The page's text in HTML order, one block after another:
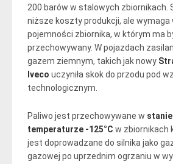
200 barów w stalowych zbiornikach.
niższe koszty produkcji, ale wymaga
pojemności zbiornika, w którym ma
przechowywany. W pojazdach
gazem ziemnym, takich jak nowy
Iveco uczyniła skok do przodu pod
technologicznym.
Paliwo jest przechowywane w stanie
temperaturze -125°C w zbiornikach
jest doprowadzane do silnika jako
gazowej po uprzednim ogrzaniu w